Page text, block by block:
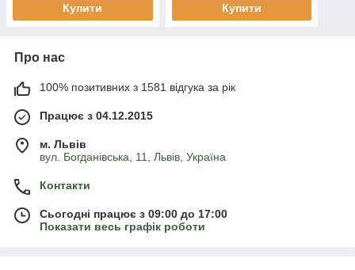
Купити Купити
Про нас
100% позитивних з 1581 відгука за рік
Працює з 04.12.2015
м. Львів
вул. Богданівська, 11, Львів, Україна
Контакти
Сьогодні працює з 09:00 до 17:00
Показати весь графік роботи